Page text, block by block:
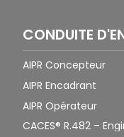
CONDUITE
AIPR Concepteur
AIPR Encadrant
AIPR Opérateur
CACES® R.482 –